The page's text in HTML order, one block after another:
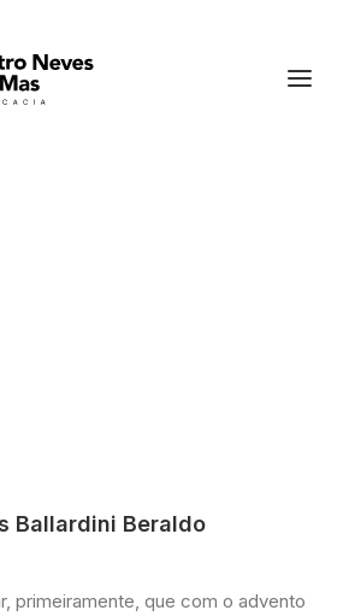
• 18/01/2022
Ballardini Beraldo
primeiramente, que com o advento